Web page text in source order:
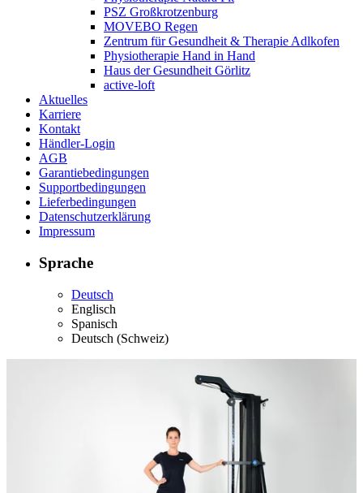
PSZ Großkrotzenburg
MOVEBO Regen
Zentrum für Gesundheit & Therapie Adlkofen
Physiotherapie Hand in Hand
Haus der Gesundheit Görlitz
active-loft
Aktuelles
Karriere
Kontakt
Händler-Login
AGB
Garantiebedingungen
Supportbedingungen
Lieferbedingungen
Datenschutzerklärung
Impressum
Sprache
Deutsch
Englisch
Spanisch
Deutsch (Schweiz)